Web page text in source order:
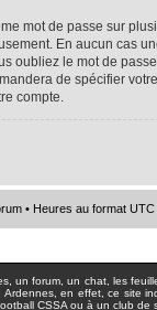
mot de passe sur
En aucun cas
oubliez le mot de
de spécifier
compte.
• Heures au format
un forum, un chat, les
Ardennes, en effet, ce site
CSSA ou à un club de